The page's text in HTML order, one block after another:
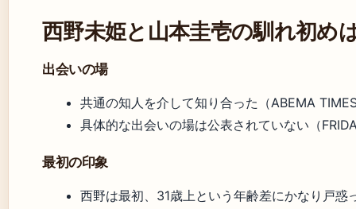
西野未姫と山本圭壱の馴れ初め
出会いの場
共通の知人を介して知り合った（ABEMA
具体的な出会いの場は公表されていない（
最初の印象
西野は最初、31歳上という年齢差にかなり戸